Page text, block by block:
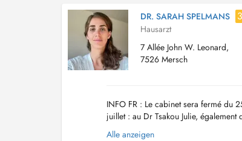
DR. SARAH SPELMANS
Hausarzt
7 Allée John W. Leonard,
7526 Mersch
INFO FR : Le cabinet sera fermé du
juillet : au Dr Tsakou Julie,
en soirée et le weekend. EN : The
Alle anzeigen